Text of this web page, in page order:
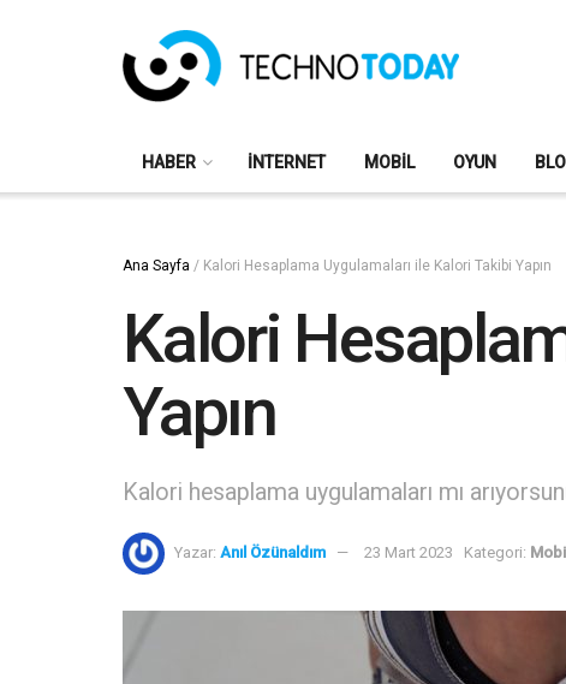
HABER İNTERNET MOBIL OYUN
Ana Sayfa / Kalori Hesaplama Uygulamaları ile Kalori Takibi Yapın
Kalori
Yapın
Kalori hesaplama uygulamaları mı
Yazar: Anıl Özünaldım 23 Mart 2023 Kategori: Mobil